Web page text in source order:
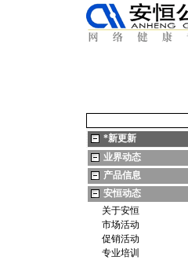
*新更新
业界动态
产品信息
安恒动态
关于安恒
市场活动
促销活动
专业培训